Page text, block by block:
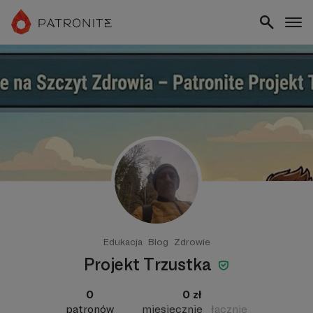
Edukacja Blog Zdrowie
Projekt Trzustka
0
patronów
0 zł
miesięcznie
łącznie